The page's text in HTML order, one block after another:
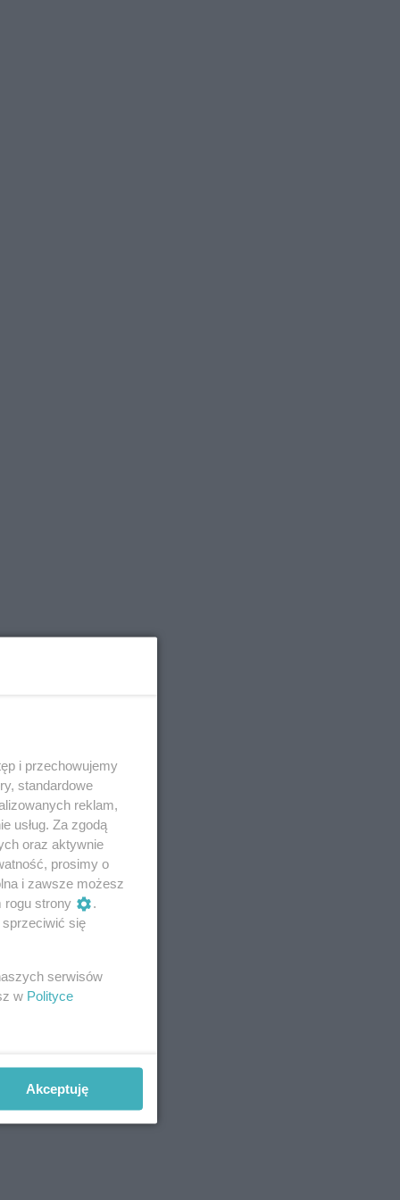
i przechowujemy
standardowe
reklam,
usług. Za zgodą
oraz aktywnie
prosimy o
i zawsze możesz
rogu strony
.
się
serwisów
w Polityce
Akceptuję